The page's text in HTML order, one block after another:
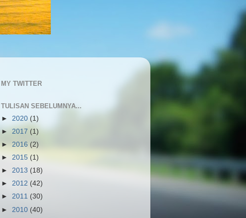
MY TWITTER
TULISAN SEBELUMNYA...
► 2020 (1)
► 2017 (1)
► 2016 (2)
► 2015 (1)
► 2013 (18)
► 2012 (42)
► 2011 (30)
► 2010 (40)